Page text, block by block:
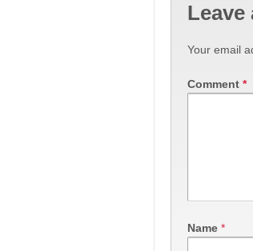
Leave
Your email
Comment *
Name *